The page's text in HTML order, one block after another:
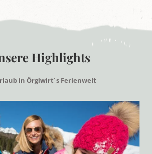
Highlights
in Örglwirt´s Ferienwelt